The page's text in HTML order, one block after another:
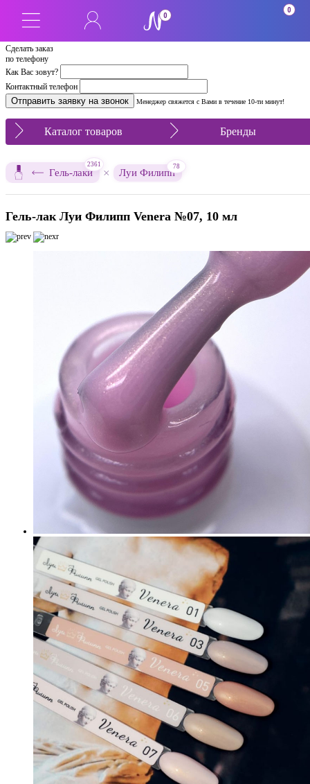
Сделать заказ
по телефону
Как Вас зовут?
Контактный телефон
Менеджер свяжется с Вами в течение 10-ти минут!
0
0
Каталог товаров Бренды
Гель-лаки
2361
× Луи Филипп
78
Гель-лак Луи Филипп Venera №07, 10 мл